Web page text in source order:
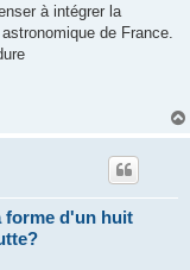
à intégrer la
de France.
forme d'un huit